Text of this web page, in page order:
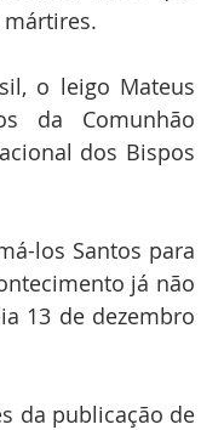
o leigo Mateus
da Comunhão
dos Bispos
los Santos para
já não
13 de dezembro
da publicação de